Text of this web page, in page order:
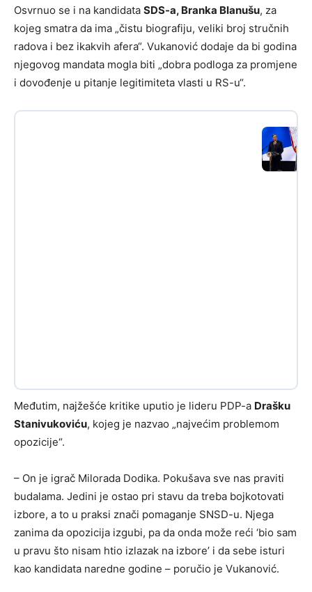
Osvrnuo se i na kandidata SDS-a, Branka Blanušu, za
kojeg smatra da ima „čistu biografiju, veliki broj stručnih
radova i bez ikakvih afera“. Vukanović dodaje da bi godina
njegovog mandata mogla biti „dobra podloga za promjene
i dovođenje u pitanje legitimiteta vlasti u RS-u“.
Međutim, najžešće kritike uputio je lideru PDP-a Drašku
Stanivukoviću, kojeg je nazvao „najvećim problemom
opozicije“.
– On je igrač Milorada Dodika. Pokušava sve nas praviti
budalama. Jedini je ostao pri stavu da treba bojkotovati
izbore, a to u praksi znači pomaganje SNSD-u. Njega
zanima da opozicija izgubi, pa da onda može reći ‘bio sam
u pravu što nisam htio izlazak na izbore’ i da sebe isturi
kao kandidata naredne godine – poručio je Vukanović.